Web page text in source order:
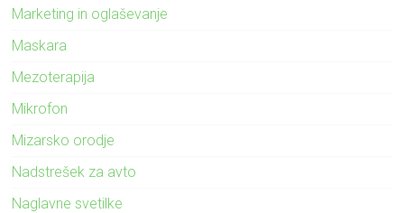
Marketing in oglaševanje
Maskara
Mezoterapija
Mikrofon
Mizarsko orodje
Nadstrešek za avto
Naglavne svetilke